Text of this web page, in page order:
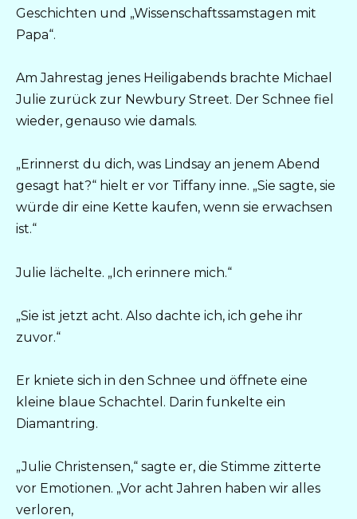
Geschichten und „Wissenschaftssamstagen mit
Papa“.
Am Jahrestag jenes Heiligabends brachte Michael
Julie zurück zur Newbury Street. Der Schnee fiel
wieder, genauso wie damals.
„Erinnerst du dich, was Lindsay an jenem Abend
gesagt hat?“ hielt er vor Tiffany inne. „Sie sagte, sie
würde dir eine Kette kaufen, wenn sie erwachsen
ist.“
Julie lächelte. „Ich erinnere mich.“
„Sie ist jetzt acht. Also dachte ich, ich gehe ihr
zuvor.“
Er kniete sich in den Schnee und öffnete eine
kleine blaue Schachtel. Darin funkelte ein
Diamantring.
„Julie Christensen,“ sagte er, die Stimme zitterte
vor Emotionen. „Vor acht Jahren haben wir alles
verloren,